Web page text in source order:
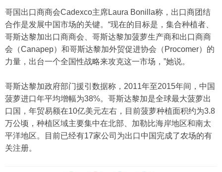
哥国出口商商会Cadexco主席Laura Bonilla称，出口商团结
合作是发展中国市场的关键。“现在的目标是，集合种植者、
哥斯达黎加出口商商会、哥斯达黎加菠萝生产商和出口商商
会（Canapep）和哥斯达黎加外贸促进协会（Procomer）的
力量，出台一个全国性战略来攻克这一市场，”她说。
哥斯达黎加政府部门援引数据称，2011年至2015年间，中国
菠萝进口年平均增幅为38%。哥斯达黎加是全球最大菠萝出
口国，年贸易额在10亿美元左右，目前菠萝种植面积约为3.8
万公顷，种植区域主要集中在北部、加勒比海岸地区和南太
平洋地区。目前已经有17家公司为出口中国完成了农场的有
关注册。